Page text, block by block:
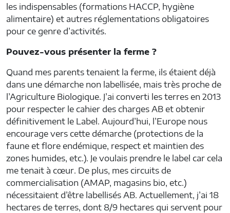
les indispensables (formations HACCP, hygiène
alimentaire) et autres réglementations obligatoires
pour ce genre d’activités.
Pouvez-vous présenter la ferme ?
Quand mes parents tenaient la ferme, ils étaient déjà
dans une démarche non labellisée, mais très proche de
l’Agriculture Biologique. J’ai converti les terres en 2013
pour respecter le cahier des charges AB et obtenir
définitivement le Label. Aujourd’hui, l’Europe nous
encourage vers cette démarche (protections de la
faune et flore endémique, respect et maintien des
zones humides, etc.). Je voulais prendre le label car cela
me tenait à cœur. De plus, mes circuits de
commercialisation (AMAP, magasins bio, etc.)
nécessitaient d’être labellisés AB. Actuellement, j’ai 18
hectares de terres, dont 8/9 hectares qui servent pour